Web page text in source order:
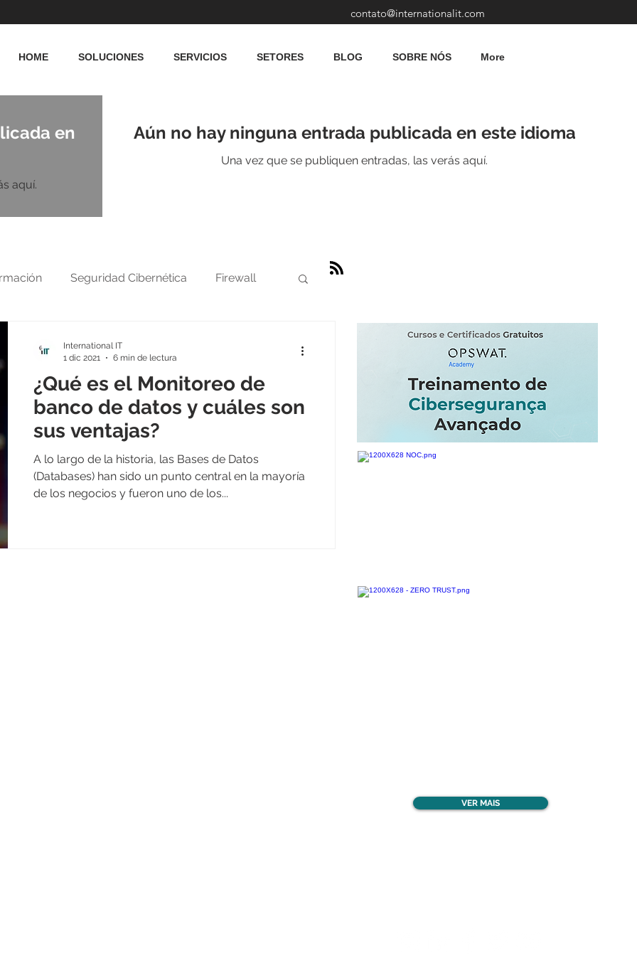
contato@internationalit.com
HOME SOLUCIONES SERVICIOS SETORES BLOG SOBRE NÓS More
Aún no hay ninguna entrada publicada en este idioma
Una vez que se publiquen entradas, las verás aquí.
en
aquí.
Seguridad Cibernética Firewall
¿Qué es el Monitoreo de
banco de datos y cuáles son
sus ventajas?
A lo largo de la historia, las Bases de Datos
(Databases) han sido un punto central en la mayoría
de los negocios y fueron uno de los...
International IT
1 dic 2021
6 min de lectura
VER MAIS